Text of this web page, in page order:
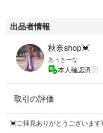
出品者情報
秋奈shop💓
あっきーな
本人確認済
取引の評価
💓ご拝見ありがとうございます